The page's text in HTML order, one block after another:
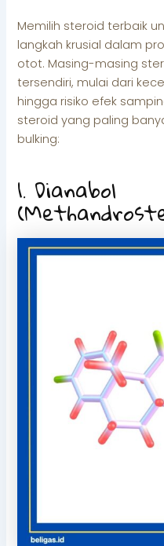
Memilih steroid terbaik
langkah krusial dalam
otot. Masing-masing
tersendiri, mulai dari
hingga risiko efek
steroid yang paling
bulking:
1. Dianabol